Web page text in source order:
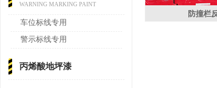
WARNING MARKING PAINT
车位标线专用
警示标线专用
丙烯酸地坪漆
防撞栏